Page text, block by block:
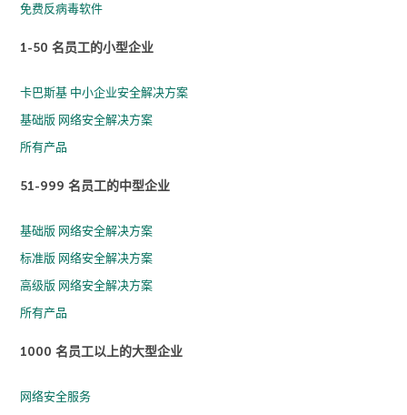
免费反病毒软件
1-50 名员工的小型企业
卡巴斯基 中小企业安全解决方案
基础版 网络安全解决方案
所有产品
51-999 名员工的中型企业
基础版 网络安全解决方案
标准版 网络安全解决方案
高级版 网络安全解决方案
所有产品
1000 名员工以上的大型企业
网络安全服务